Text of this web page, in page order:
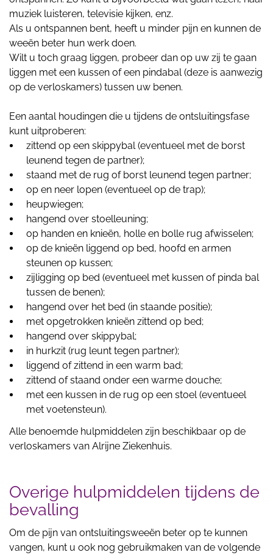
muziek luisteren, televisie kijken, enz.
Als u ontspannen bent, heeft u minder pijn en kunnen de
weeën beter hun werk doen.
Wilt u toch graag liggen, probeer dan op uw zij te gaan
liggen met een kussen of een pindabal (deze is aanwezig
op de verloskamers) tussen uw benen.
Een aantal houdingen die u tijdens de ontsluitingsfase
kunt uitproberen:
zittend op een skippybal (eventueel met de borst
leunend tegen de partner);
staand met de rug of borst leunend tegen partner;
op en neer lopen (eventueel op de trap);
heupwiegen;
hangend over stoelleuning;
op handen en knieën, holle en bolle rug afwisselen;
op de knieën liggend op bed, hoofd en armen
steunen op kussen;
zijligging op bed (eventueel met kussen of pinda bal
tussen de benen);
hangend over het bed (in staande positie);
met opgetrokken knieën zittend op bed;
hangend over skippybal;
in hurkzit (rug leunt tegen partner);
liggend of zittend in een warm bad;
zittend of staand onder een warme douche;
met een kussen in de rug op een stoel (eventueel
met voetensteun).
Alle benoemde hulpmiddelen zijn beschikbaar op de
verloskamers van Alrijne Ziekenhuis.
Overige hulpmiddelen tijdens de
bevalling
Om de pijn van ontsluitingsweeën beter op te kunnen
vangen, kunt u ook nog gebruikmaken van de volgende